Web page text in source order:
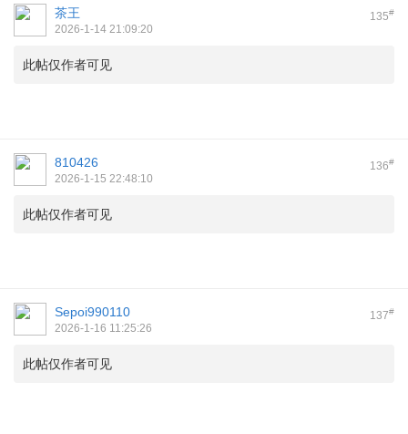
135#
茶王
2026-1-14 21:09:20
此帖仅作者可见
136#
810426
2026-1-15 22:48:10
此帖仅作者可见
137#
Sepoi990110
2026-1-16 11:25:26
此帖仅作者可见